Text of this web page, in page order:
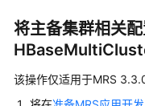
全
模
HBase
将主备集群相关
该操作仅适用于MRS